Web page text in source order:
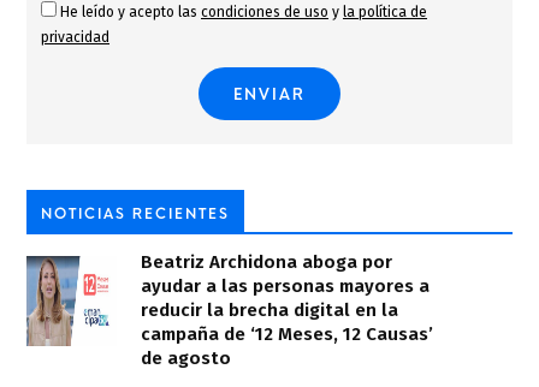
He leído y acepto las condiciones de uso y la política de
privacidad
NOTICIAS RECIENTES
Beatriz Archidona aboga por
ayudar a las personas mayores a
reducir la brecha digital en la
campaña de ‘12 Meses, 12 Causas’
de agosto